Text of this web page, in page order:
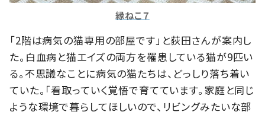
縁ねこ７
「2階は病気の猫専用の部屋です」と荻田さんが案内し
た。白血病と猫エイズの両方を罹患している猫が9匹い
る。不思議なことに病気の猫たちは、どっしり落ち着い
ていた。「看取っていく覚悟で育てています。家庭と同じ
ような環境で暮らしてほしいので、リビングみたいな部